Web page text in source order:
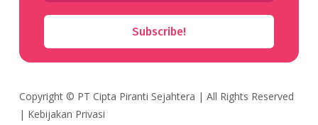
Subscribe!
Copyright © PT Cipta Piranti Sejahtera | All Rights Reserved
| Kebijakan Privasi